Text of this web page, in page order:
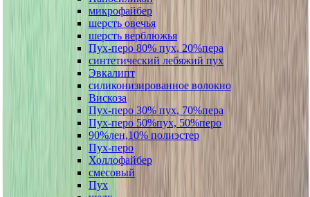
микрофайбер
шерсть овечья
шерсть верблюжья
Пух-перо 80% пух, 20%пера
синтетический лебяжий пух
Эвкалипт
силиконизированное волокно
Вискоза
Пух-перо 30% пух, 70%пера
Пух-перо 50%пух, 50%перо
90%лен,10% полиэстер
Пух-перо
Холлофайбер
смесовый
Пух